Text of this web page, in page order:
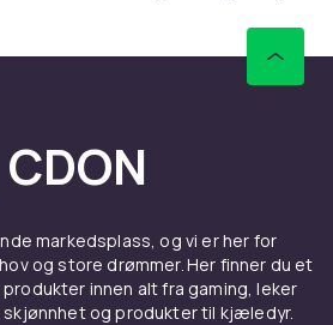
markedsplass, og vi er her for
og store drømmer. Her finner du et
innen alt fra gaming, leker
og produkter til kjæledyr.